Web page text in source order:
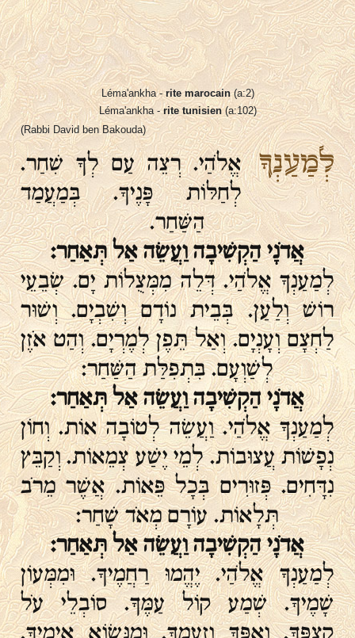
Léma'ankha -rite marocain(a:2)
Léma'ankha -rite tunisien(a:102)
(Rabbi David ben Bakouda)
לְמַעַנְךָאֱלֹהַי. רְצֵה עַם לְךָ שִׁחַר.
לְחַלּוֹת פָּנֶיךָ. בְּמַעֲמַד
הַשַּׁחַר.
אֲדֹנָי הַקְשִׁיבָה וַעֲשֵׂה אַל תְּאַחַר:
לְמַעַנְךָ אֱלֹהַי. דְּלֵה מִמְּצֻלוֹת יָם. שְׂבֵעֵי
רוֹשׁ וְלַעַן. בְּבֵית נוֹדָם וְשִׁבְיָם. וְשׁוּר
לַחְצָם וְעָנְיָם. וְאַל תֵּפֶן לְמֶרְיָם. וְהַט אֹזֶן
לְשַׁוְעָם. בִּתְפִלַּת הַשַּׁחַר:
אֲדֹנָי הַקְשִׁיבָה וַעֲשֵׂה אַל תְּאַחַר:
לְמַעַנְךָ אֱלֹהַי. וַעֲשֵׂה לְטוֹבָה אוֹת. וְחוֹן
נְפָשׁוֹת עֲצוּבוֹת. לְמֵי יֶשַׁע צְמֵאוֹת. וְקַבֵּץ
נִדָּחִים. פְּזוּרִים בְּכָל פֵּאוֹת. אֲשֶׁר מֵרֹב
תְּלָאוֹת. עוֹרָם מְאֹד שָׁחַר:
אֲדֹנָי הַקְשִׁיבָה וַעֲשֵׂה אַל תְּאַחַר:
לְמַעַנְךָ אֱלֹהַי. יֶהֱמוּ רַחֲמֶיךָ. וּמִמְּעוֹן
שָׁמֶיךָ. שְׁמַע קוֹל עַמֶּךָ. סוֹבְלֵי עֹל